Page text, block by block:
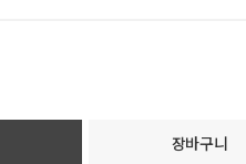
장바구니